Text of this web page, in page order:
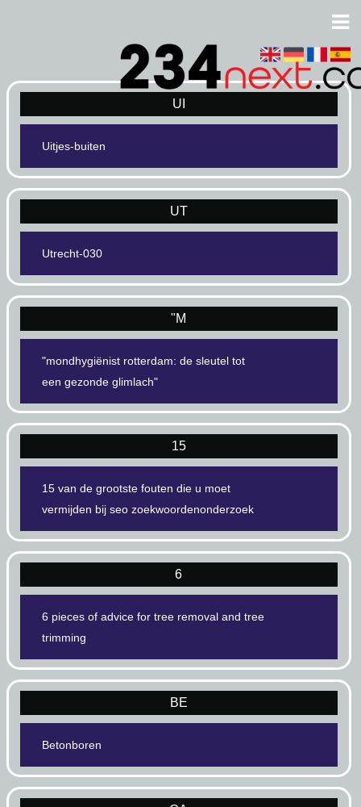
UI
Uitjes-buiten
UT
Utrecht-030
"M
"mondhygiënist rotterdam: de sleutel tot
een gezonde glimlach"
15
15 van de grootste fouten die u moet
vermijden bij seo zoekwoordenonderzoek
6
6 pieces of advice for tree removal and tree
trimming
BE
Betonboren